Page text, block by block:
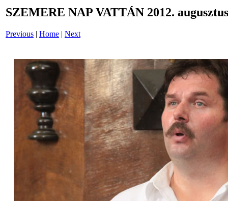
SZEMERE NAP VATTÁN 2012.
Previous | Home | Next